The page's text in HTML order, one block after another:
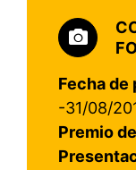
Fecha de
-31/08/
Premio